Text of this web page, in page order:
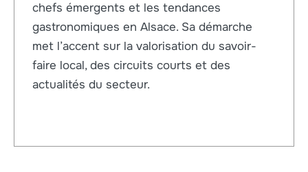
chefs émergents et les tendances
gastronomiques en Alsace. Sa démarche
met l’accent sur la valorisation du savoir-
faire local, des circuits courts et des
actualités du secteur.